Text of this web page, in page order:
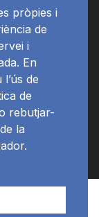
pròpies i
de
i
En
de
de
rebutjar-
la